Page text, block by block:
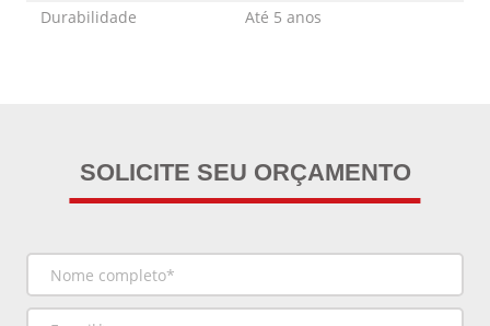
Durabilidade
Até 5 anos
SOLICITE SEU ORÇAMENTO